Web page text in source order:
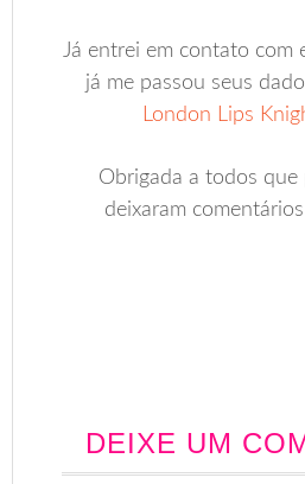
Já entrei em contato com
já me passou seus
London Lips
Obrigada a todos que
deixaram
DEIXE UM